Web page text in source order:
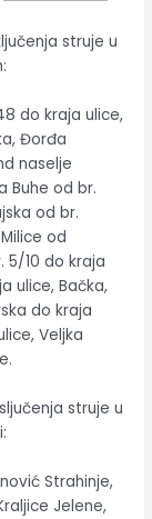
struje u
do kraja ulice,
Đorđa
naselje
Buhe od br.
od br.
od
5/10 do kraja
ulice, Bačka,
do kraja
Veljka
struje u
Strahinje,
Jelene,